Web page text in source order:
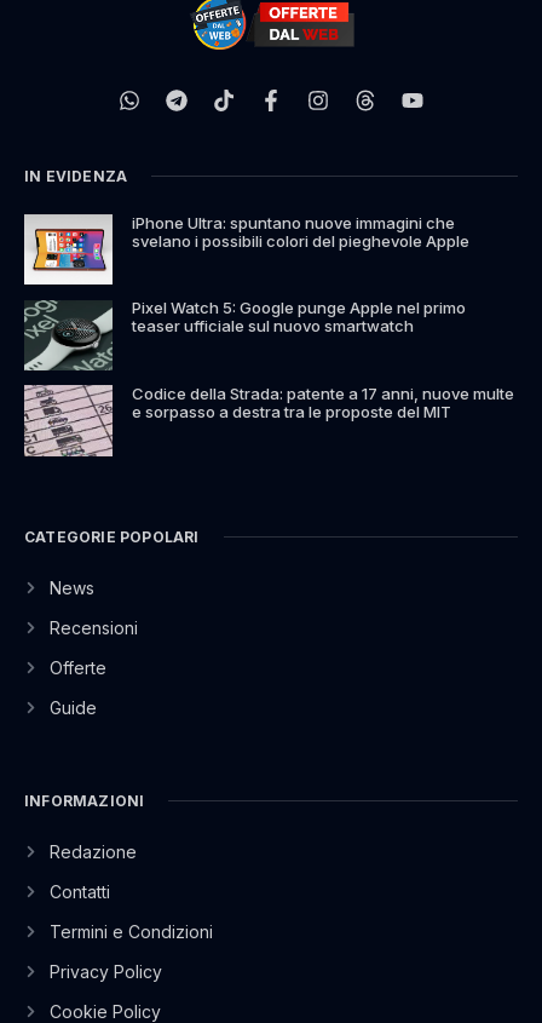
IN EVIDENZA
iPhone Ultra: spuntano nuove immagini che
svelano i possibili colori del pieghevole Apple
Pixel Watch 5: Google punge Apple nel primo
teaser ufficiale sul nuovo smartwatch
Codice della Strada: patente a 17 anni, nuove multe
e sorpasso a destra tra le proposte del MIT
CATEGORIE POPOLARI
News
Recensioni
Offerte
Guide
INFORMAZIONI
Redazione
Contatti
Termini e Condizioni
Privacy Policy
Cookie Policy